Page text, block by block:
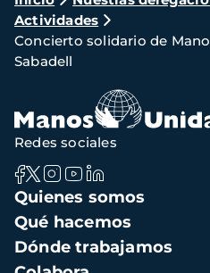
de
navegación
Actividades
Concierto solidario de
Sabadell
Navegación
principal
Quienes somos
Qué hacemos
Dónde trabajamos
Redes sociales